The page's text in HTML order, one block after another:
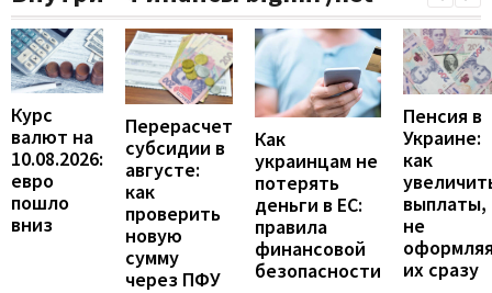
Курс
валют на
10.08.2026:
евро
пошло
вниз
Перерасчет
субсидии в
августе:
как
проверить
новую
сумму
через ПФУ
Как
украинцам не
потерять
деньги в ЕС:
правила
финансовой
безопасности
Пенсия в
Украине:
как
выплаты,
не
их сразу